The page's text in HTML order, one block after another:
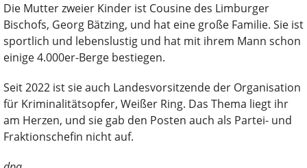
Die Mutter zweier Kinder ist Cousine des Limburger
Bischofs, Georg Bätzing, und hat eine große Familie. Sie ist
sportlich und lebenslustig und hat mit ihrem Mann schon
einige 4.000er-Berge bestiegen.
Seit 2022 ist sie auch Landesvorsitzende der Organisation
für Kriminalitätsopfer, Weißer Ring. Das Thema liegt ihr
am Herzen, und sie gab den Posten auch als Partei- und
Fraktionschefin nicht auf.